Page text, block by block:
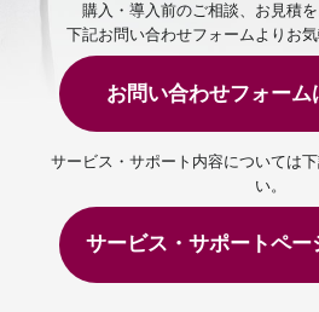
購入・導入前のご相談、お見積を
下記お問い合わせフォームよりお気
お問い合わせフォーム
サービス・サポート内容については
い。
サービス・サポートペー